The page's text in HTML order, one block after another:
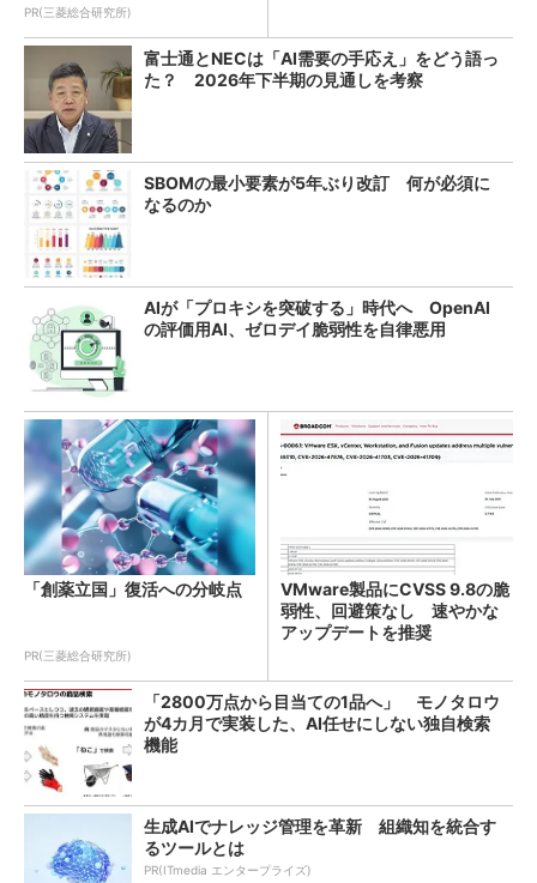
PR(三菱総合研究所)
富士通とNECは「AI需要の手応え」をどう語っ
た？ 2026年下半期の見通しを考察
SBOMの最小要素が5年ぶり改訂 何が必須に
なるのか
AIが「プロキシを突破する」時代へ OpenAI
の評価用AI、ゼロデイ脆弱性を自律悪用
「創薬立国」復活への分岐点
PR(三菱総合研究所)
VMware製品にCVSS 9.8の脆
弱性、回避策なし 速やかな
アップデートを推奨
「2800万点から目当ての1品へ」 モノタロウ
が4カ月で実装した、AI任せにしない独自検索
機能
生成AIでナレッジ管理を革新 組織知を統合す
るツールとは
PR(ITmedia エンタープライズ)